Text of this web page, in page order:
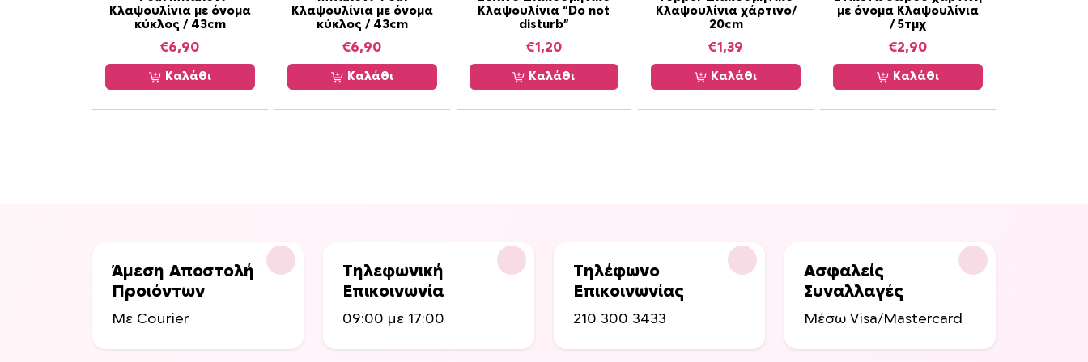
ό
τ
η
τ
α
λ
π
λ
Κλαψουλίνια με όνομα
κύκλος / 43cm
€6,90
Καλάθι
Κλαψουλίνια με όνομα
κύκλος / 43cm
€6,90
Καλάθι
Κλαψουλίνια “Do not
disturb”
€1,20
Καλάθι
Κλαψουλίνια χάρτινο/
20cm
€1,39
Καλάθι
με όνομα Κλαψουλίνια
/ 5τμχ
€2,90
Καλάθι
Άμεση Αποστολή
Προιόντων
Με Courier
Τηλεφωνική
Επικοινωνία
09:00 με 17:00
Τηλέφωνο
Επικοινωνίας
210 300 3433
Ασφαλείς
Συναλλαγές
Μέσω Visa/Mastercard